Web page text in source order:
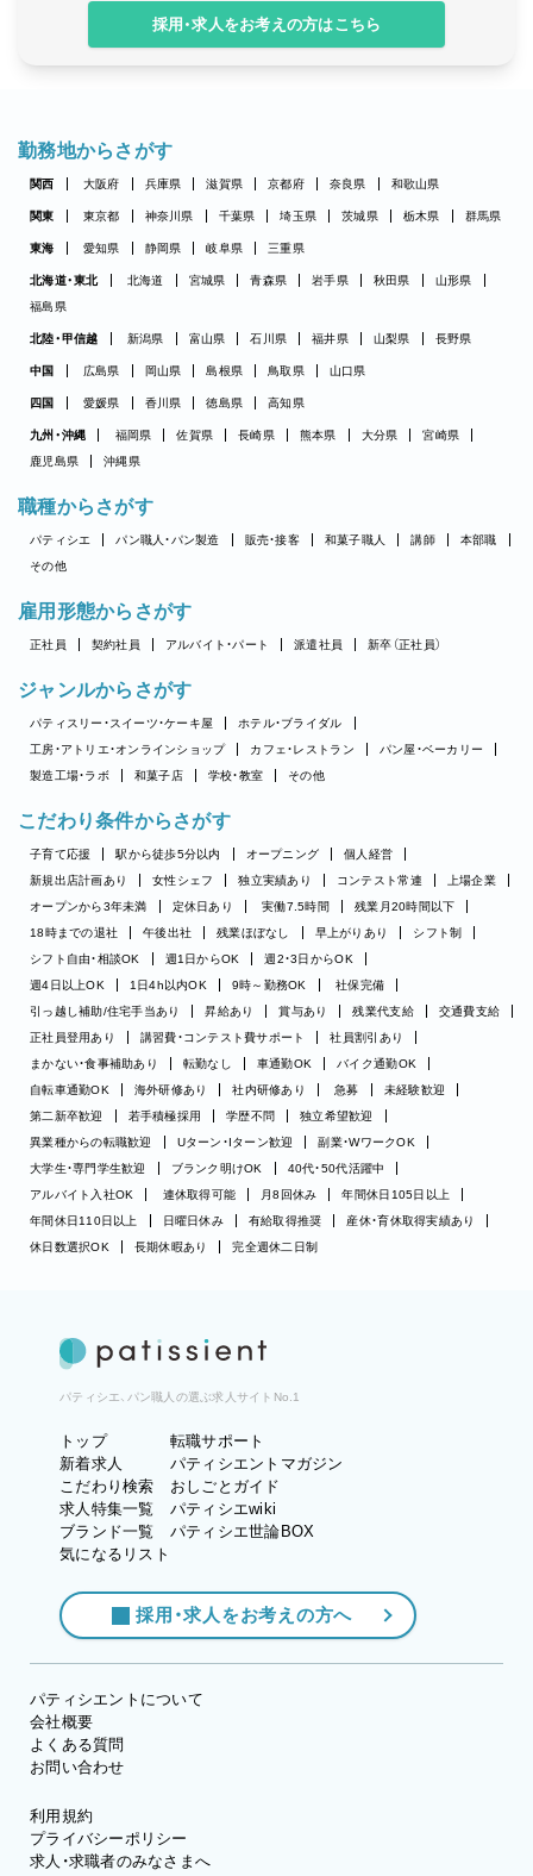
採用・求人をお考えの方はこちら
勤務地からさがす
関西 大阪府 兵庫県 滋賀県 京都府 奈良県 和歌山県
関東 東京都 神奈川県 千葉県 埼玉県 茨城県 栃木県 群馬県
東海 愛知県 静岡県 岐阜県 三重県
北海道・東北 北海道 宮城県 青森県 岩手県 秋田県
山形県
福島県
北陸・甲信越 新潟県 富山県 石川県 福井県 山梨県 長野県
中国 広島県 岡山県 島根県 鳥取県 山口県
四国 愛媛県 香川県 徳島県 高知県
九州・沖縄 福岡県 佐賀県 長崎県 熊本県 大分県
宮崎県
鹿児島県
沖縄県
職種からさがす
パティシエ パン職人・パン製造 販売・接客 和菓子職人 講師
本部職
その他
雇用形態からさがす
正社員 契約社員 アルバイト・パート 派遣社員 新卒（正社員）
ジャンルからさがす
パティスリー・スイーツ・ケーキ屋
ホテル・ブライダル
工房・アトリエ・オンラインショップ
カフェ・レストラン
パン屋・ベーカリー
製造工場・ラボ
和菓子店 学校・教室 その他
こだわり条件からさがす
子育て応援 駅から徒歩5分以内 オープニング
個人経営
新規出店計画あり
女性シェフ 独立実績あり コンテスト常連
上場企業
オープンから3年未満
定休日あり 実働7.5時間
残業月20時間以下
18時までの退社
午後出社 残業ほぼなし 早上がりあり
シフト制
シフト自由・相談OK
週1日からOK
週2・3日からOK
週4日以上OK
1日4h以内OK 9時～勤務OK
社保完備
引っ越し補助/住宅手当あり
昇給あり 賞与あり 残業代支給
交通費支給
正社員登用あり
講習費・コンテスト費サポート
社員割引あり
まかない・食事補助あり
転勤なし 車通勤OK
バイク通勤OK
自転車通勤OK
海外研修あり 社内研修あり 急募
未経験歓迎
第二新卒歓迎
若手積極採用 学歴不問
独立希望歓迎
異業種からの転職歓迎
Uターン・Iターン歓迎
副業・WワークOK
大学生・専門学生歓迎
ブランク明けOK
40代・50代活躍中
アルバイト入社OK
連休取得可能 月8回休み
年間休日105日以上
年間休日110日以上
日曜日休み 有給取得推奨
産休・育休取得実績あり
休日数選択OK
長期休暇あり 完全週休二日制
パティシエ、パン職人の選ぶ求人サイトNo.1
トップ
新着求人
こだわり検索
求人特集一覧
ブランド一覧
気になるリスト
転職サポート
パティシエントマガジン
おしごとガイド
パティシエwiki
パティシエ世論BOX
採用・求人をお考えの方へ
パティシエントについて
会社概要
よくある質問
お問い合わせ
利用規約
プライバシーポリシー
求人・求職者のみなさまへ